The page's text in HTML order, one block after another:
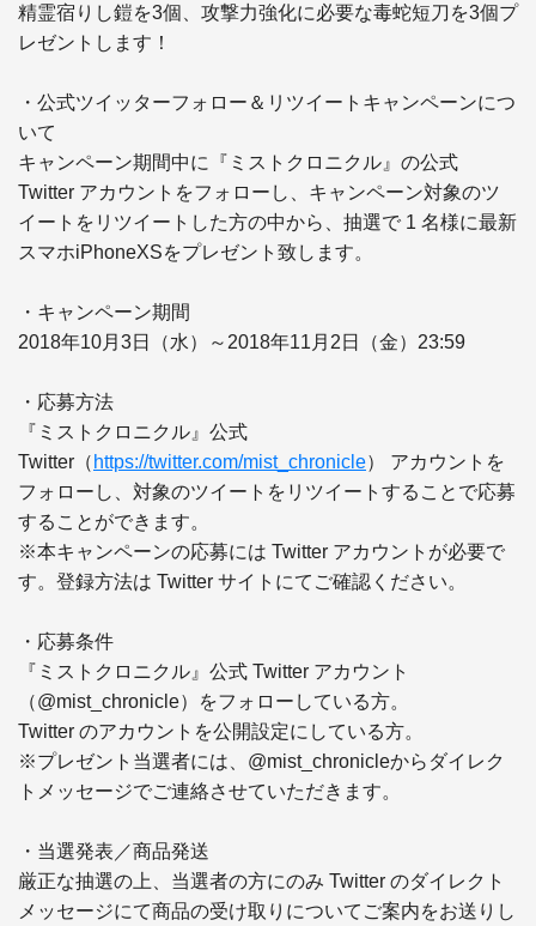
精霊宿りし鎧を3個、攻撃力強化に必要な毒蛇短刀を3個プ
レゼントします！
・公式ツイッターフォロー＆リツイートキャンペーンにつ
いて
キャンペーン期間中に『ミストクロニクル』の公式
Twitter アカウントをフォローし、キャンペーン対象のツ
イートをリツイートした方の中から、抽選で 1 名様に最新
スマホiPhoneXSをプレゼント致します。
・キャンペーン期間
2018年10月3日（水）～2018年11月2日（金）23:59
・応募方法
『ミストクロニクル』公式
Twitter（ https://twitter.com/mist_chronicle） アカウントを
フォローし、対象のツイートをリツイートすることで応募
することができます。
※本キャンペーンの応募には Twitter アカウントが必要で
す。登録方法は Twitter サイトにてご確認ください。
・応募条件
『ミストクロニクル』公式 Twitter アカウント
（@mist_chronicle）をフォローしている方。
Twitter のアカウントを公開設定にしている方。
※プレゼント当選者には、@mist_chronicleからダイレク
トメッセージでご連絡させていただきます。
・当選発表／商品発送
厳正な抽選の上、当選者の方にのみ Twitter のダイレクト
メッセージにて商品の受け取りについてご案内をお送りし